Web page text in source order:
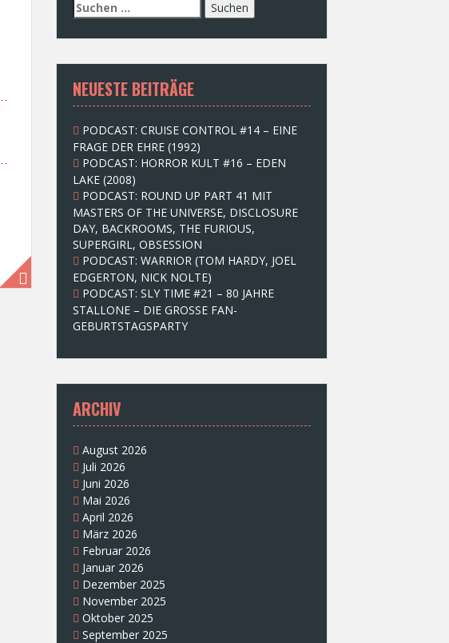
S
u
c
e
n
n
c
h
:
NEUESTE BEITRÄGE
PODCAST: CRUISE CONTROL #14 – EINE
FRAGE DER EHRE (1992)
PODCAST: HORROR KULT #16 – EDEN
LAKE (2008)
PODCAST: ROUND UP PART 41 MIT
MASTERS OF THE UNIVERSE, DISCLOSURE
DAY, BACKROOMS, THE FURIOUS,
SUPERGIRL, OBSESSION
PODCAST: WARRIOR (TOM HARDY, JOEL
EDGERTON, NICK NOLTE)
PODCAST: SLY TIME #21 – 80 JAHRE
STALLONE – DIE GROSSE FAN-
GEBURTSTAGSPARTY
ARCHIV
August 2026
Juli 2026
Juni 2026
Mai 2026
April 2026
März 2026
Februar 2026
Januar 2026
Dezember 2025
November 2025
Oktober 2025
September 2025